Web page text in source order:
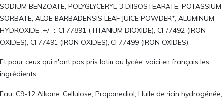
SODIUM BENZOATE, POLYGLYCERYL-3 DIISOSTEARATE, POTASSIUM
SORBATE, ALOE BARBADENSIS LEAF JUICE POWDER*, ALUMINUM
HYDROXIDE ,+/- :, CI 77891 (TITANIUM DIOXIDE), CI 77492 (IRON
OXIDES), CI 77491 (IRON OXIDES), CI 77499 (IRON OXIDES).
Et pour ceux qui n'ont pas pris latin au lycée, voici en français les
ingrédients :
Eau, C9-12 Alkane, Cellulose, Propanediol, Huile de ricin hydrogénée,